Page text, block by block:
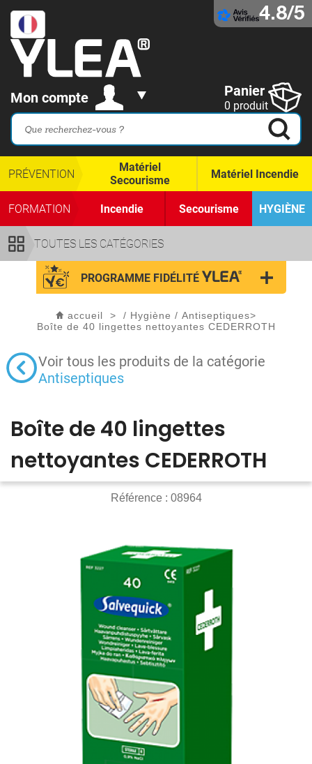
4.8/5
Mon compte Panier
0 produit
TOUTES LES CATÉGORIES
PRÉVENTION
Matériel
Secourisme
Matériel Incendie
FORMATION Incendie Secourisme HYGIÈNE
PROGRAMME FIDÉLITÉ
accueil > / Hygiène /Antiseptiques>
Boîte de 40 lingettes nettoyantes CEDERROTH
Voir tous les produits de la catégorie
Antiseptiques
Boîte de 40 lingettes
nettoyantes CEDERROTH
Référence : 08964